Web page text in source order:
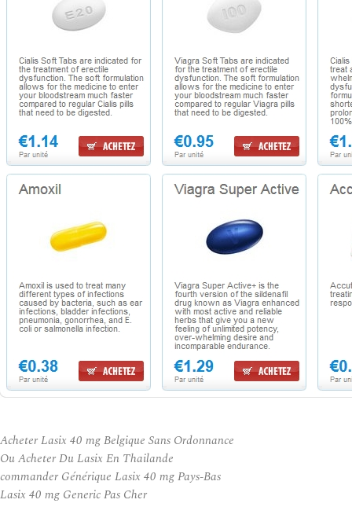
Acheter Lasix 40 mg Belgique Sans Ordonnance
Ou Acheter Du Lasix En Thailande
commander Générique Lasix 40 mg Pays-Bas
Lasix 40 mg Generic Pas Cher